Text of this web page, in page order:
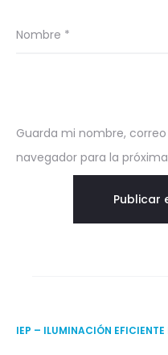
Nombre *
Guarda mi nombre,
navegador para la
IEP – ILUMINACIÓN EFICIENTE